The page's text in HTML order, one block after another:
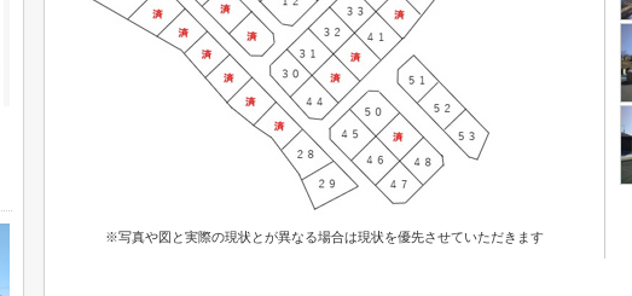
※写真や図と実際の現状とが異なる場合は現状を優先させていただきます